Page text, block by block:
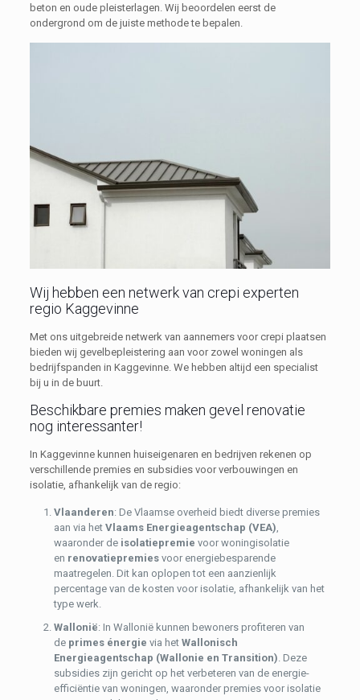
beton en oude pleisterlagen. Wij beoordelen eerst de
ondergrond om de juiste methode te bepalen.
Wij hebben een netwerk van crepi experten
regio Kaggevinne
Met ons uitgebreide netwerk van aannemers voor crepi plaatsen
bieden wij gevelbepleistering aan voor zowel woningen als
bedrijfspanden in Kaggevinne. We hebben altijd een specialist
bij u in de buurt.
Beschikbare premies maken gevel renovatie
nog interessanter!
In Kaggevinne kunnen huiseigenaren en bedrijven rekenen op
verschillende premies en subsidies voor verbouwingen en
isolatie, afhankelijk van de regio:
Vlaanderen: De Vlaamse overheid biedt diverse premies
aan via het Vlaams Energieagentschap (VEA),
waaronder de isolatiepremie voor woningisolatie
en renovatiepremiesvoor energiebesparende
maatregelen. Dit kan oplopen tot een aanzienlijk
percentage van de kosten voor isolatie, afhankelijk van het
type werk.
Wallonië: In Wallonië kunnen bewoners profiteren van
de primes énergie via het Wallonisch
Energieagentschap (Wallonie en Transition). Deze
subsidies zijn gericht op het verbeteren van de energie-
efficiëntie van woningen, waaronder premies voor isolatie